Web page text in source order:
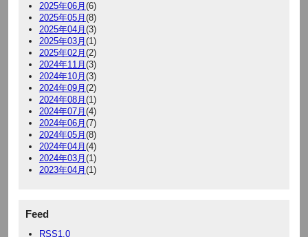
2025年06月 (6)
2025年05月 (8)
2025年04月 (3)
2025年03月 (1)
2025年02月 (2)
2024年11月 (3)
2024年10月 (3)
2024年09月 (2)
2024年08月 (1)
2024年07月 (4)
2024年06月 (7)
2024年05月 (8)
2024年04月 (4)
2024年03月 (1)
2023年04月 (1)
Feed
RSS1.0